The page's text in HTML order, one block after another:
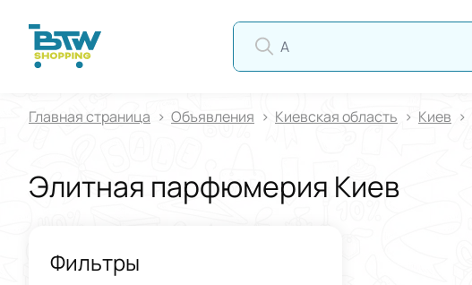
АВ
Главная страница Oбъявления Киевская область Киев
Элитная парфюмерия Киев
Фильтры